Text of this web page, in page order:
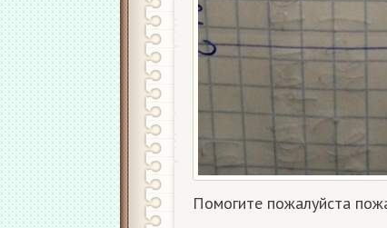
Помогите пожалуйста